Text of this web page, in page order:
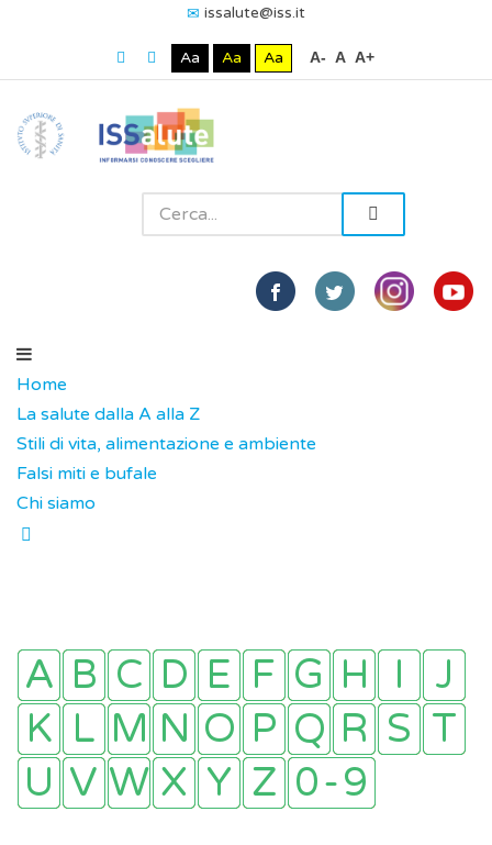
issalute@iss.it
Aa Aa Aa A- A A+
Home
La salute dalla A alla Z
Stili di vita, alimentazione e ambiente
Falsi miti e bufale
Chi siamo